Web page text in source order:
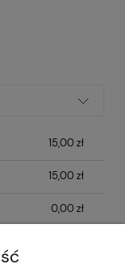
15,00 zł
15,00 zł
0,00 zł